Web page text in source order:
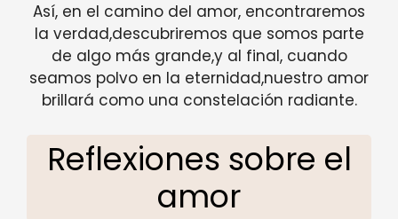
Así, en el camino del amor, encontraremos
la verdad,descubriremos que somos parte
de algo más grande,y al final, cuando
seamos polvo en la eternidad,nuestro amor
brillará como una constelación radiante.
Reflexiones sobre el
amor